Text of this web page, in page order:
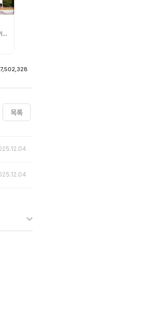
동학농민 혁명은 1894년 어지러운 정치를 바로잡고 외세를 몰아내어 패망의 위기에 처한 나라를 건지려고 농민들이 들고일어난 혁명이다. 전라도 고부 농민들이 동학도를 중심으로 전봉준 장군을 앞세우고 나라를 지키고 백성을 도탄에서 건지자 서양 세력과 일본 세력을 몰아내자는 깃발을 휘날리며 일어섰다. 이것은 전국으로 번져 그해 12월에는 20여만 명의 대군을 헤아렸다. 장흥 농민들은 동학의 어산접, 용산접, 웅치접을 주축으로 이방언 장군을 앞세우며, 특히 관
목록